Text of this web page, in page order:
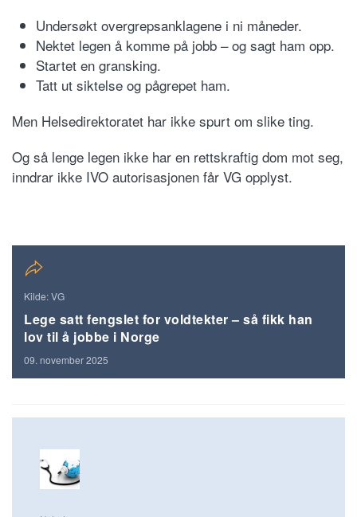
Undersøkt overgrepsanklagene i ni måneder.
Nektet legen å komme på jobb – og sagt ham opp.
Startet en gransking.
Tatt ut siktelse og pågrepet ham.
Men Helsedirektoratet har ikke spurt om slike ting.
Og så lenge legen ikke har en rettskraftig dom mot seg,
inndrar ikke IVO autorisasjonen får VG opplyst.
Kilde: VG
Lege satt fengslet for voldtekter – så fikk han
lov til å jobbe i Norge
09. november 2025